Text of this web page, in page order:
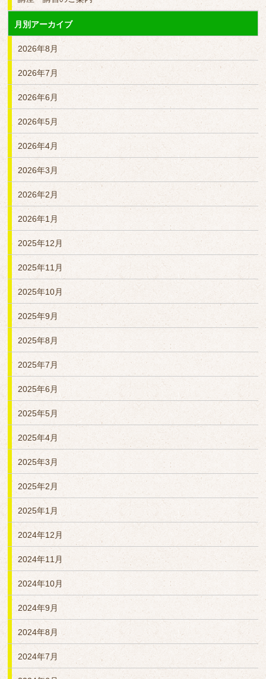
月別アーカイブ
2026年8月
2026年7月
2026年6月
2026年5月
2026年4月
2026年3月
2026年2月
2026年1月
2025年12月
2025年11月
2025年10月
2025年9月
2025年8月
2025年7月
2025年6月
2025年5月
2025年4月
2025年3月
2025年2月
2025年1月
2024年12月
2024年11月
2024年10月
2024年9月
2024年8月
2024年7月